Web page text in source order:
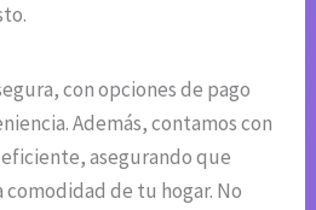
con opciones de pago
Además, contamos con
asegurando que
de tu hogar. No